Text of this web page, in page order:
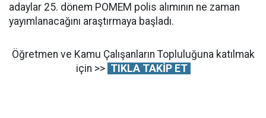
adaylar 25. dönem POMEM polis alımının ne zaman
yayımlanacağını araştırmaya başladı.
Öğretmen ve Kamu Çalışanların Topluluğuna katılmak
için >> TIKLA TAKİP ET